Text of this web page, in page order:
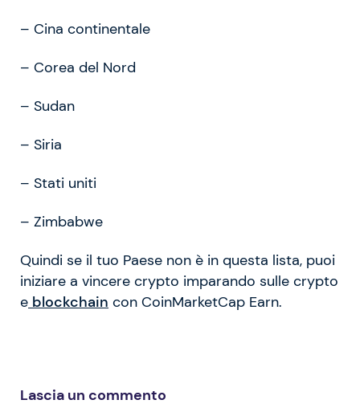
– Cina continentale
– Corea del Nord
– Sudan
– Siria
– Stati uniti
– Zimbabwe
Quindi se il tuo Paese non è in questa lista, puoi
iniziare a vincere crypto imparando sulle crypto
e blockchain con CoinMarketCap Earn.
Lascia un commento